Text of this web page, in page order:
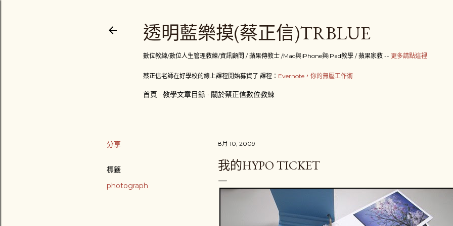
透明藍樂摸(蔡正信)TRBLUE
數位教練/數位人生管理教練/資訊顧問 / 蘋果傳教士 /Mac與iPhone與iPad教學 / 蘋果家教 -- 更多請點這裡
蔡正信老師在好學校的線上課程開始募資了 課程： Evernote，你的無壓工作術
首頁 教學文章目錄 關於蔡正信數位教練
分享
標籤
photograph
8月 10, 2009
我的HYPO TICKET